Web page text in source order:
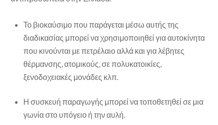
Το βιοκαύσιμο που παράγεται μέσω αυτής της
διαδικασίας μπορεί να χρησιμοποιηθεί για αυτοκίνητα
που κινούνται με πετρέλαιο αλλά και για λέβητες
θέρμανσης, ατομικούς, σε πολυκατοικίες,
ξενοδοχειακές μονάδες κλπ.
Η συσκευή παραγωγής μπορεί να τοποθετηθεί σε μια
γωνία στο υπόγειο ή την αυλή.